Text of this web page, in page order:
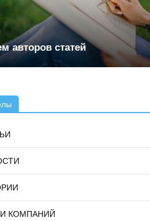
авторов статей
КОМПАНИЙ